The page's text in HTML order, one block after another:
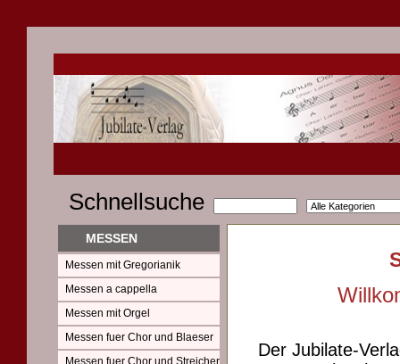
Schnellsuche
MESSEN
Messen mit Gregorianik
Messen a cappella
Messen mit Orgel
Messen fuer Chor und Blaeser
Messen fuer Chor und Streicher
Der Jubilate-